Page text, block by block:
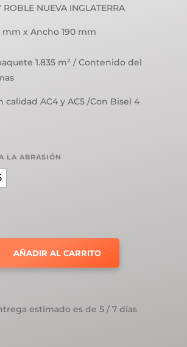
desde
40,05€
hasta
44,25€
ROBLE NUEVA INGLATERRA
mm x Ancho 190 mm
1.835 m² / Contenido del
calidad AC4 y AC5 /Con Bisel 4
LA ABRASIÓN
AÑADIR AL CARRITO
estimado es de 5 / 7 días